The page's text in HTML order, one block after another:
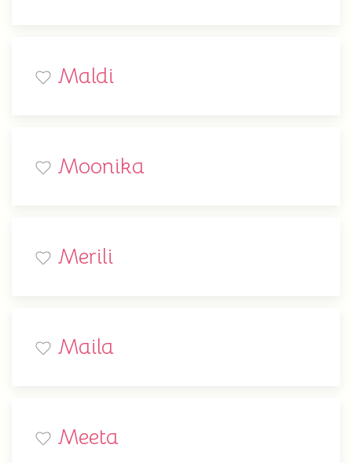
Maldi
Moonika
Merili
Maila
Meeta